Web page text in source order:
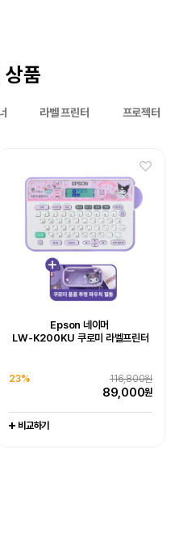
상품
라벨 프린터 프로젝터
Epson 네이머
LW-K200KU 쿠로미 라벨프린터
116,800원
23%
89,000원
비교하기
Epson EcoTank Pro
팩스 복합기 L15150
1,065,000원
1%
1,044,000원
비교하기
Epson WorkForce DS-785W
519,000원
비교하기
Epson 네이머
LW-H200RK 리락쿠마 라벨프린터
111,000원
20%
88,600원
비교하기
[잇섭 Pick] 엡손 라이프스튜디오
빔프로젝터 (EF-72)
1,649,000원